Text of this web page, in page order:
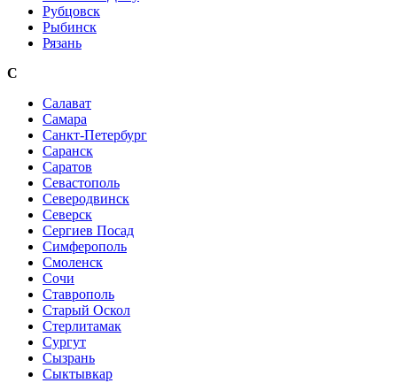
Рубцовск
Рыбинск
Рязань
С
Салават
Самара
Санкт-Петербург
Саранск
Саратов
Севастополь
Северодвинск
Северск
Сергиев Посад
Симферополь
Смоленск
Сочи
Ставрополь
Старый Оскол
Стерлитамак
Сургут
Сызрань
Сыктывкар